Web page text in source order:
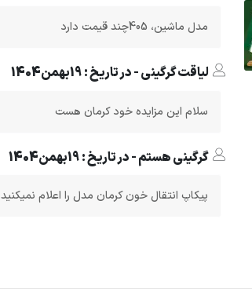
مدل ماشین، 405چند قیمت دارد
لیاقت گرگینی - در تاریخ : 19بهمن1404
سلام این مزایده خود کرمان هست
گرگینی هستم - در تاریخ : 19بهمن1404
پیکاپ انتقال خون کرمان مدل را اعلام نمیکنید